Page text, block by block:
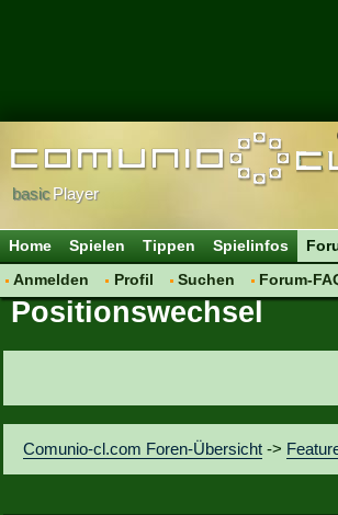
basicPlayer
Home Spielen Tippen Spielinfos
Anmelden
Profil Suchen Forum-
Positionswechsel
Comunio-cl.com Foren-Übersicht ->